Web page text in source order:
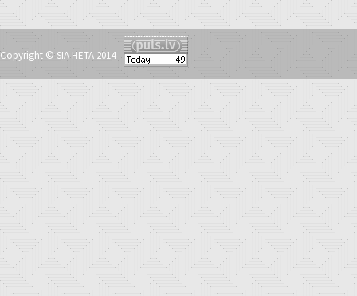
Copyright © SIA HETA 2014